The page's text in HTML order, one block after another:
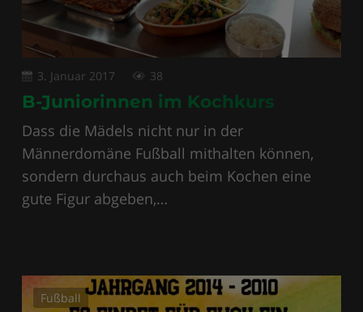
3. Januar 2017 38
B-Juniorinnen im Kochkurs
Dass die Mädels nicht nur in der
Männerdomäne Fußball mithalten können,
sondern durchaus auch beim Kochen eine
gute Figur abgeben,…
Fußball